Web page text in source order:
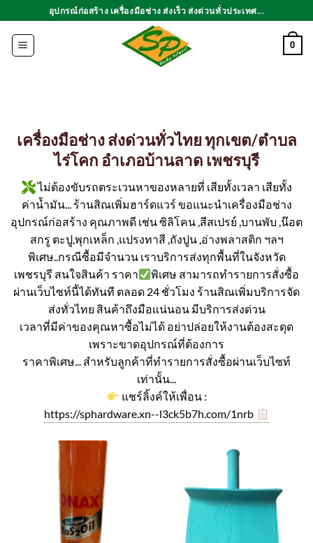
ไป
เนื้อหา
อุปกรณ์ก่อสร้าง เครื่องมือช่าง ส่งเร็ว ส่งด่วนทั่วประเทศ...
0
เครื่องมือช่าง ส่งด่วนทั่วไทย ทุกเขต/ตำบล
ไร่โคก อำเภอบ้านลาด เพชรบุรี
ไม่ต้องขับรถตระเวนหาของหลายที่ เสียทั้งเวลา เสียทั้ง
ค่าน้ำมัน... ร้านสิณเพิ่มฮาร์ดแวร์ ขอแนะนำเครื่องมือช่าง
อุปกรณ์ก่อสร้าง คุณภาพดี เช่น ซิลิโคน ,สีสเปรย์ ,บานพับ ,น๊อต
สกรู ตะปู,พุกเหล็ก ,แปรงทาสี ,ถังปูน ,อ่างพลาสติก ฯลฯ
พิเศษ..กรณีซื้อมีจำนวน เราบริการส่งทุกพื้นที่ในจังหวัด
เพชรบุรี สนใจสินค้า ราคา
พิเศษ สามารถทำรายการสั่งซื้อ
ผ่านเว็บไซท์นี้ได้ทันที ตลอด 24 ชั่วโมง ร้านสิณเพิ่มบริการจัด
ส่งทั่วไทย สินค้าถึงมือแน่นอน มีบริการส่งด่วน
เวลาที่มีค่าของคุณหาซื้อไม่ได้ อย่าปล่อยให้งานต้องสะดุด
เพราะขาดอุปกรณ์ที่ต้องการ
ราคาพิเศษ... สำหรับลูกค้าที่ทำรายการสั่งซื้อผ่านเว็บไซท์
เท่านั้น...
แชร์ลิ้งค์ให้เพื่อน :
https://sphardware.xn--l3ck5b7h.com/1nrb